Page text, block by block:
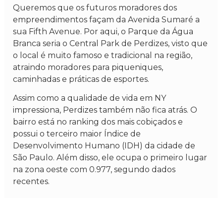
Queremos que os futuros moradores dos
empreendimentos façam da Avenida Sumaré a
sua Fifth Avenue. Por aqui, o Parque da Água
Branca seria o Central Park de Perdizes, visto que
o local é muito famoso e tradicional na região,
atraindo moradores para piqueniques,
caminhadas e práticas de esportes.
Assim como a qualidade de vida em NY
impressiona, Perdizes também não fica atrás. O
bairro está no ranking dos mais cobiçados e
possui o terceiro maior Índice de
Desenvolvimento Humano (IDH) da cidade de
São Paulo. Além disso, ele ocupa o primeiro lugar
na zona oeste com 0.977, segundo dados
recentes.